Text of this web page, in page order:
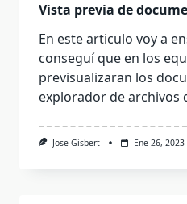
Vista previa de
En este articulo voy a
conseguí que en los
previsualizaran los
explorador de archivos
Jose Gisbert Ene 26, 2023